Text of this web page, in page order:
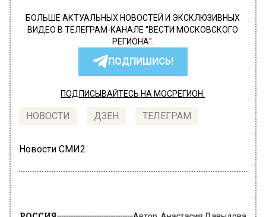
БОЛЬШЕ АКТУАЛЬНЫХ НОВОСТЕЙ И ЭКСКЛЮЗИВНЫХ
ВИДЕО В ТЕЛЕГРАМ-КАНАЛЕ "ВЕСТИ МОСКОВСКОГО
РЕГИОНА".
ПОДПИШИСЬ!
ПОДПИСЫВАЙТЕСЬ НА МОСРЕГИОН:
НОВОСТИ ДЗЕН ТЕЛЕГРАМ
Новости СМИ2
РОССИЯ Автор: Анастасия Давыдова